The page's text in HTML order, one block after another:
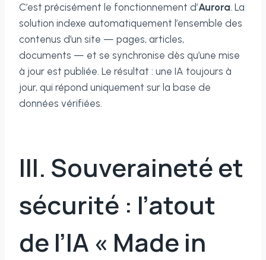
C’est précisément le fonctionnement d’Aurora . La
solution indexe automatiquement l’ensemble des
contenus d’un site — pages, articles,
documents — et se synchronise dès qu’une mise
à jour est publiée. Le résultat : une IA toujours à
jour, qui répond uniquement sur la base de
données vérifiées.
III. Souveraineté et
sécurité : l’atout
de l’IA « Made in